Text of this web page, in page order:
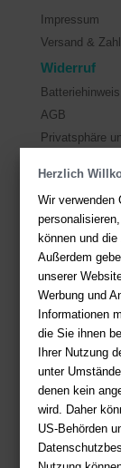
Herzlich
Wir verwenden
können und
Außerdem
unserer
Werbung und
Informationen
die Sie ihnen
Ihrer Nutzung
unter
denen kein
wird. Daher
US-Behörden
Impressum
Versand &
Widerruf
Batteriehinweis
AGB
Privatsphäre
Sie haben Fragen?
Fragen.
Fragen per E-
Telefon: +49
Ihre
Kostenloser
Sicherer
Viele